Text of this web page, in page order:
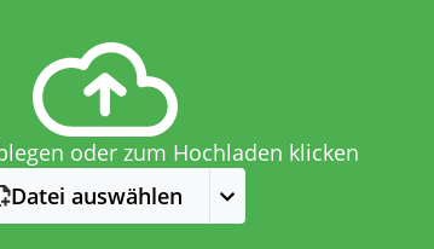
oder zum Hochladen klicken
Datei auswählen